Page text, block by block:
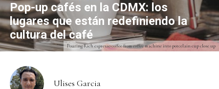
Pouring Rich espresso coffee from coffee machine into porcelain cup close up
Pop-up cafés en la CDMX: los
lugares que están redefiniendo la
cultura del café
Ulises Garcia